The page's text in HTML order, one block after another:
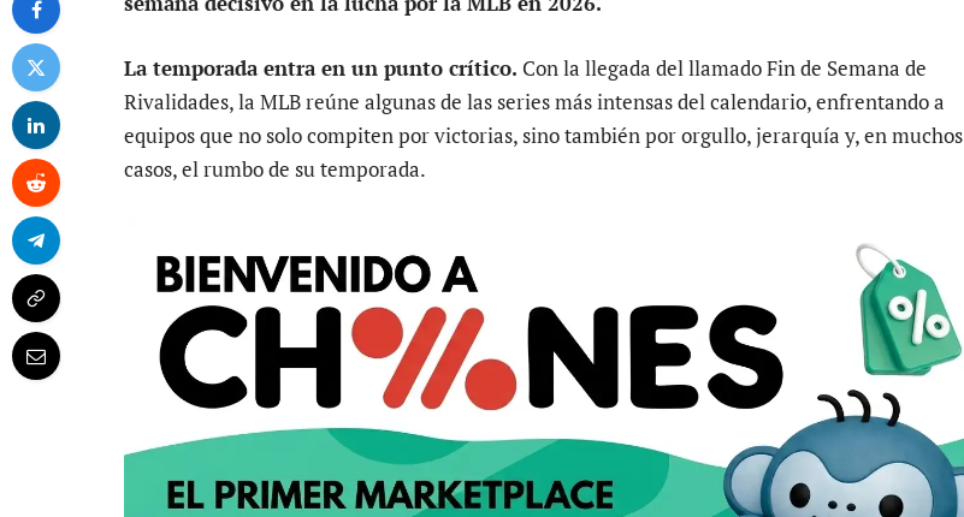
La temporada entra en un punto crítico. Con la llegada del llamado Fin de Semana de
Rivalidades, la MLB reúne algunas de las series más intensas del calendario, enfrentando a
equipos que no solo compiten por victorias, sino también por orgullo, jerarquía y, en muchos
casos, el rumbo de su temporada.